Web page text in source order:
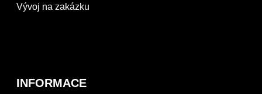
Vývoj na zakázku
INFORMACE